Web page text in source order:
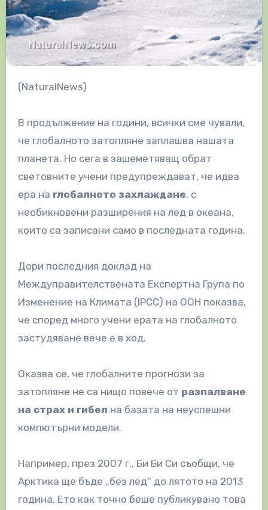
(NaturalNews)
В продължение на години, всички сме чували,
че глобалното затопляне заплашва нашата
планета. Но сега в зашеметяващ обрат
световните учени предупреждават, че идва
ера на глобалното захлаждане, с
необикновени разширения на лед в океана,
които са записани само в последната година.
Дори последния доклад на
Междуправителствената Експертна Група по
Изменение на Климата (IPCC) на ООН показва,
че според много учени ерата на глобалното
застудяване вече е в ход.
Оказва се, че глобалните прогнози за
затопляне не са нищо повече от разпалване
на страх и гибел на базата на неуспешни
компютърни модели.
Например, през 2007 г., Би Би Си съобщи, че
Арктика ще бъде „без лед“ до лятото на 2013
година. Ето как точно беше публикувано това